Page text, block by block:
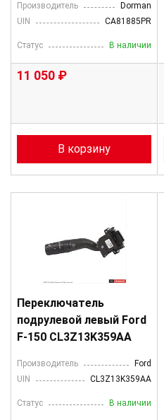
Производитель
Dorman
UIN
CA81885PR
Статус В наличии
11 050 ₽
В корзину
Переключатель
подрулевой левый Ford
F-150 CL3Z13K359AA
Производитель
Ford
UIN
CL3Z13K359AA
Статус В наличии